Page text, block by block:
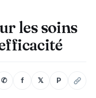
les soins
✆ f 𝕏 P